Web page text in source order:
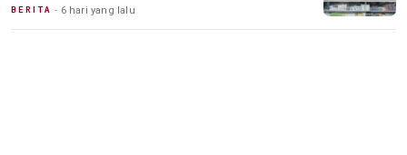
BERITA 6 hari yang lalu